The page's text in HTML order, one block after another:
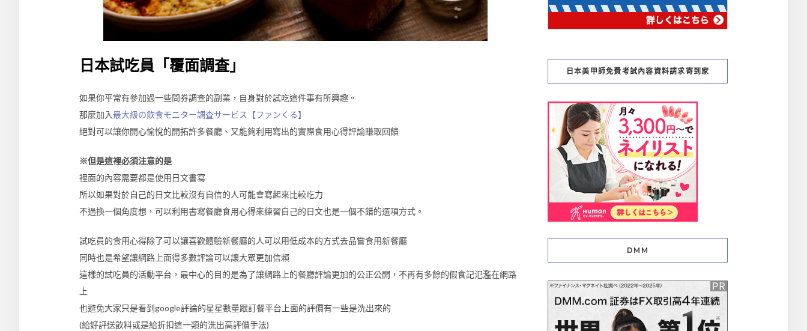
日本試吃員「覆面調査」
如果你平常有參加過一些問券調查的副業，自身對於試吃這件事有所興趣。
那麼加入最大級の飲食モニター調査サービス【ファンくる】
絕對可以讓你開心愉悅的開拓許多餐廳、又能夠利用寫出的實際食用心得評論賺取回饋
※但是這裡必須注意的是
裡面的內容需要都是使用日文書寫
所以如果對於自己的日文比較沒有自信的人可能會寫起來比較吃力
不過換一個角度想，可以利用書寫餐廳食用心得來練習自己的日文也是一個不錯的選項方式。
試吃員的食用心得除了可以讓喜歡體驗新餐廳的人可以用低成本的方式去品嘗食用新餐廳
同時也是希望讓網路上面得多數評論可以讓大眾更加信賴
這樣的試吃員的活動平台，最中心的目的是為了讓網路上的餐廳評論更加的公正公開，不再有多餘的假食記氾濫在網路
上
也避免大家只是看到google評論的星星數量跟訂餐平台上面的評價有一些是洗出來的
(給好評送飲料或是給折扣這一類的洗出高評價手法)
日本美甲師免費考試內容資料請求寄到家
DMM